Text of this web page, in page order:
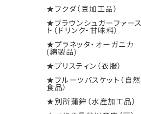
★フクダ（豆加工品）
★ブラウンシュガーファース
ト（ドリンク・甘味料）
★プラネッタ・オーガニカ
(綿製品)
★プリスティン（衣服）
★フルーツバスケット（自然
食品）
★別所蒲鉾（水産加工品）